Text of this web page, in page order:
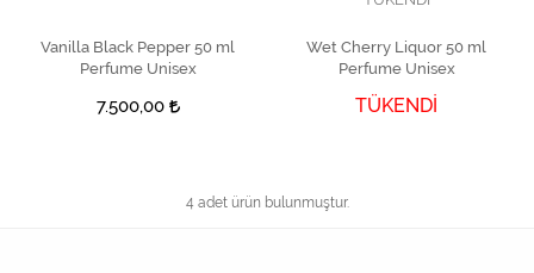
SEPETE EKLE
Vanilla Black Pepper 50 ml
Perfume Unisex
7.500,00
Wet Cherry Liquor 50 ml
Perfume Unisex
TÜKENDİ
4 adet ürün bulunmuştur.